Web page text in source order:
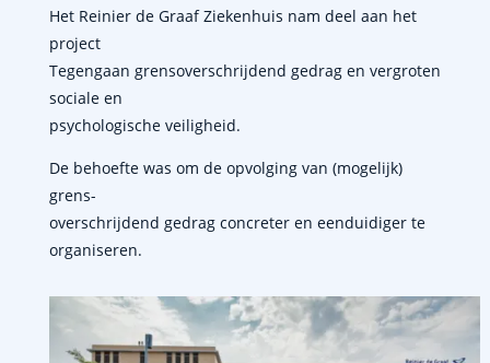
Het Reinier de Graaf Ziekenhuis nam deel aan het
project
Tegengaan grensoverschrijdend gedrag en vergroten
sociale en
psychologische veiligheid.
De behoefte was om de opvolging van (mogelijk)
grens-
overschrijdend gedrag concreter en eenduidiger te
organiseren.